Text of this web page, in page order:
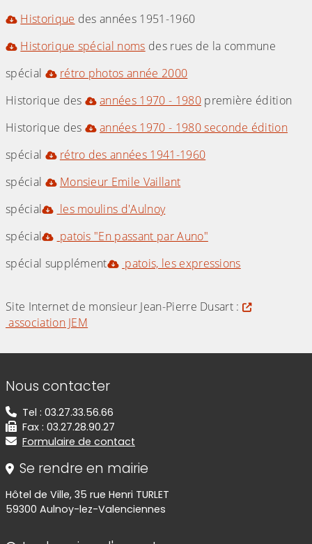
Historique des années 1951-1960
Historique spécial noms des rues de la commune
spécial
rétro photos année 2000
Historique des
années 1970 - 1980première édition
Historique des
années 1970 - 1980 seconde édition
spécial
rétro des années 1941-1960
spécial
Monsieur Emile Vaillant
spécial
les moulins d'Aulnoy
spécial
patois "En passant par Auno"
spécial supplément
patois, les expressions
Site Internet de monsieur Jean-Pierre Dusart :
association JEM
Informations de contact
Nous contacter
Tel : 03.27.33.56.66
Fax : 03.27.28.90.27
Formulaire de contact
Se rendre en mairie
Hôtel de Ville, 35 rue Henri TURLET
59300 Aulnoy-lez-Valenciennes